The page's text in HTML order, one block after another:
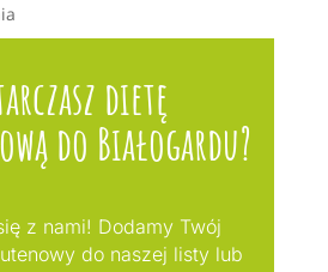
dietę
do Białogardu?
z nami! Dodamy Twój
do naszej listy lub